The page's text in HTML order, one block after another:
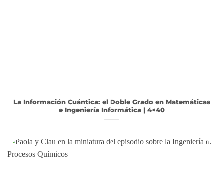
La Información Cuántica: el Doble Grado en Matemáticas
e Ingeniería Informática | 4×40